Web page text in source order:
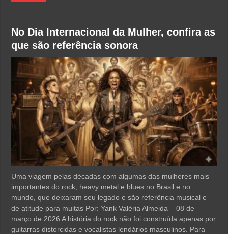
No Dia Internacional da Mulher, confira as
que são referência sonora
Uma viagem pelas décadas com algumas das mulheres mais
importantes do rock, heavy metal e blues no Brasil e no
mundo, que deixaram seu legado e são referência musical e
de atitude para muitas Por: Yank Valéria Almeida – 08 de
março de 2026 A história do rock não foi construída apenas por
guitarras distorcidas e vocalistas lendários masculinos. Para